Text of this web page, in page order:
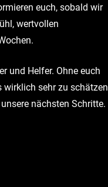
euch, sobald wir
wertvollen
und Helfer. Ohne euch
sehr zu schätzen
nächsten Schritte.